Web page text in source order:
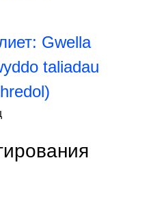
Gwella
taliadau